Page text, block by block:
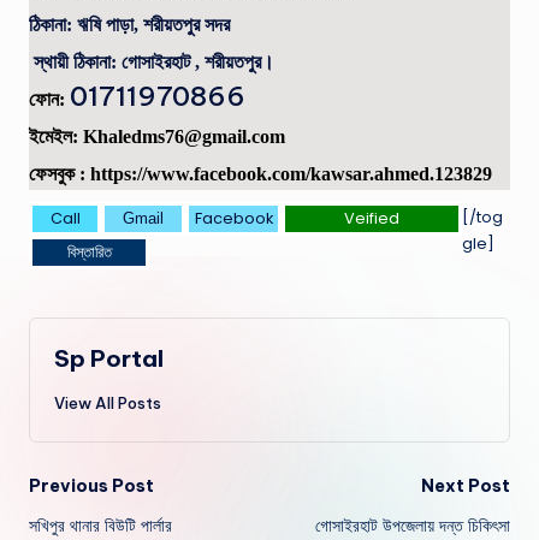
ঠিকানা: ঋষি পাড়া, শরীয়তপুর সদর
স্থায়ী ঠিকানা: গোসাইরহাট , শরীয়তপুর।
ফোন: 01711970866
ইমেইল: Khaledms76@gmail.com
ফেসবুক : https://www.facebook.com/kawsar.ahmed.123829
Call Gmail Facebook Veified
বিস্তারিত
[/tog
gle]
Sp Portal
View All Posts
Post
Previous Post
সখিপুর থানার বিউটি পার্লার
Next Post
গোসাইরহাট উপজেলায় দন্ত চিকিৎসা